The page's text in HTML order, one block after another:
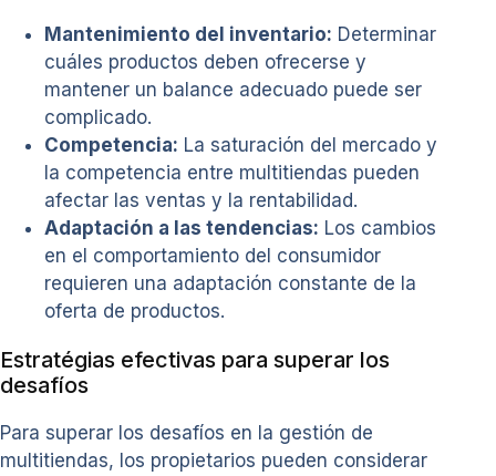
Mantenimiento del inventario: Determinar
cuáles productos deben ofrecerse y
mantener un balance adecuado puede ser
complicado.
Competencia: La saturación del mercado y
la competencia entre multitiendas pueden
afectar las ventas y la rentabilidad.
Adaptación a las tendencias: Los cambios
en el comportamiento del consumidor
requieren una adaptación constante de la
oferta de productos.
Estratégias efectivas para superar los
desafíos
Para superar los desafíos en la gestión de
multitiendas, los propietarios pueden considerar